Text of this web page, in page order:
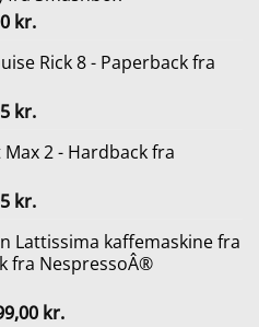
kr..
kr.Den
pris
145,00 kr..
Rick 8 - Paperback fra
kr..
kr.Den
pris
119,95 kr..
Max 2 - Hardback fra
kr..
kr.Den
pris
er:
Lattissima kaffemaskine fra
fra NespressoÂ®
kr.Den